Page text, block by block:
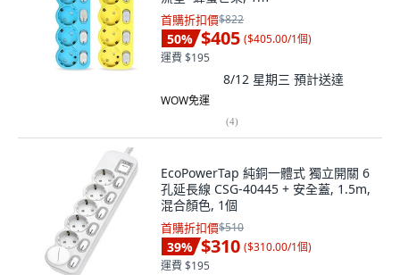
首購折扣價$822
50% $405 ($405.00/1個)
運費 $195
8/12 星期三 預計送達
WOW免運
(4)
EcoPowerTap 純銅一體式 獨立開關 6
孔延長線 CSG-40445 + 安全蓋, 1.5m,
混合顏色, 1個
首購折扣價$510
39% $310 ($310.00/1個)
運費 $195